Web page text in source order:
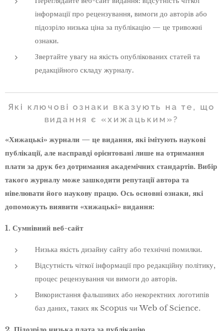
інформації про рецензування, вимоги до авторів або
підозріло низька ціна за публікацію — це тривожні
ознаки.
Звертайте увагу на якість опублікованих статей та
редакційного складу журналу.
Які ключові ознаки вказують на те, що
видання є «хижацьким»?
«Хижацькі» журнали — це видання, які імітують наукові
публікації, але насправді орієнтовані лише на отримання
плати за друк без дотримання академічних стандартів. Вибір
такого журналу може зашкодити репутації автора та
нівелювати його наукову працю. Ось основні ознаки, які
допоможуть виявити «хижацькі» видання:
1. Сумнівний веб-сайт
Низька якість дизайну сайту або технічні помилки.
Відсутність чіткої інформації про редакційну політику,
процес рецензування чи вимоги до авторів.
Використання фальшивих або некоректних логотипів
баз даних, таких як Scopus чи Web of Science.